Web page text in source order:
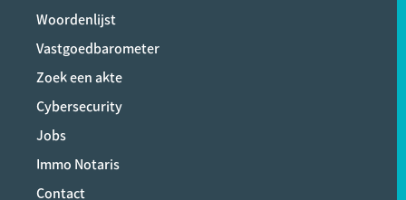
Woordenlijst
Vastgoedbarometer
Zoek een akte
Cybersecurity
Jobs
Immo Notaris
Contact